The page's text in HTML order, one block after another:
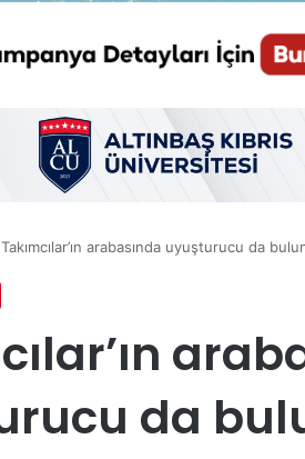
Takımcılar’ın arabasında uyuşturucu da
da